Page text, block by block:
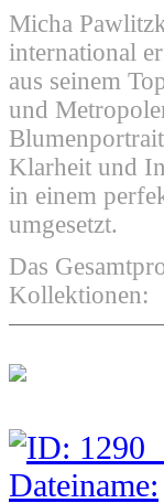
Micha
international
aus seinem
und
Klarheit und
in einem
umgesetzt.
Das
Kollektionen: